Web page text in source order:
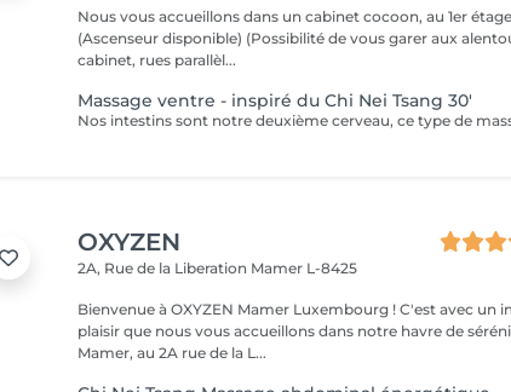
Nous vous accueillons dans un cabinet cocoon, au 1er
(Ascenseur disponible) (Possibilité de vous garer aux alentours du
cabinet, rues parallèl...
Massage ventre - inspiré du Chi Nei Tsang 30'
OXYZEN
2A, Rue de la Liberation Mamer L-8425
Bienvenue à OXYZEN Mamer Luxembourg ! C'est avec un immense
plaisir que nous vous accueillons dans notre havre de
Mamer, au 2A rue de la L...